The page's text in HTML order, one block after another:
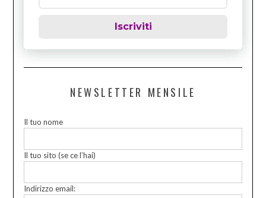
Iscriviti
NEWSLETTER MENSILE
Il tuo nome
Il tuo sito (se ce l’hai)
Indirizzo email: